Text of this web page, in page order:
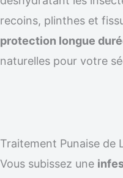
recoins, plinthes et
protection longue
naturelles pour votre
Traitement Punaise de
Vous subissez une